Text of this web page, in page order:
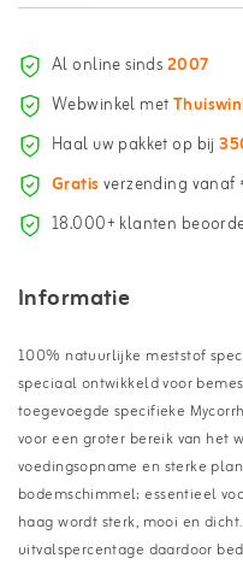
Al online sinds2007
Webwinkel met
Haal uw pakket op bij
Gratisverzending vanaf
18.000+ klanten
Informatie
100% natuurlijke meststof
speciaal ontwikkeld voor
toegevoegde specifieke
voor een groter bereik van het
voedingsopname en sterke
bodemschimmel; essentieel
haag wordt sterk, mooi en
uitvalspercentage daardoor